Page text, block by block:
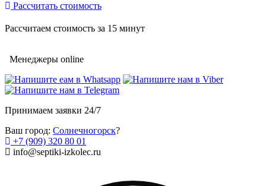
Рассчитать стоимость
Рассчитаем стоимость за 15 минут
Менеджеры online
Принимаем заявки 24/7
Ваш город: Солнечногорск?
+7 (909) 320 80 01
info@septiki-izkolec.ru